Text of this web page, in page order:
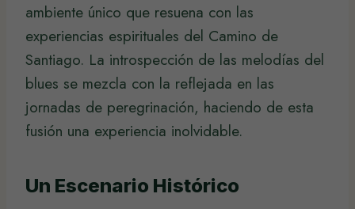
ambiente único que resuena con las
experiencias espirituales del Camino de
Santiago. La introspección de las melodías del
blues se mezcla con la reflejada en las
jornadas de peregrinación, haciendo de esta
fusión una experiencia inolvidable.
Un Escenario Histórico